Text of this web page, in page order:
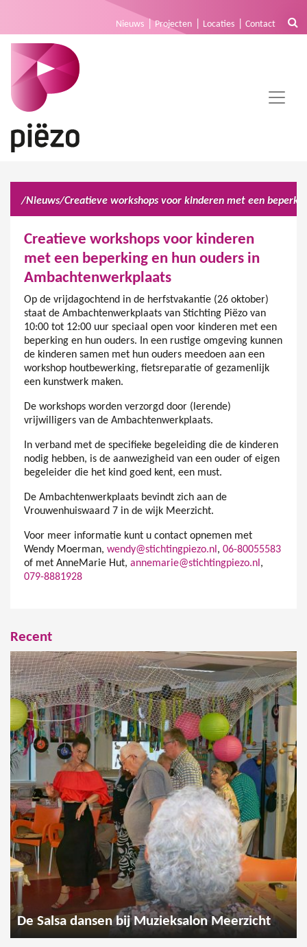
Nieuws Projecten Locaties Contact
/Nieuws/
Creatieve workshops voor kinderen
met een beperking en hun ouders in
Ambachtenwerkplaats
Op de vrijdagochtend in de herfstvakantie (26 oktober)
staat de Ambachtenwerkplaats van Stichting Piëzo van
10:00 tot 12:00 uur speciaal open voor kinderen met een
beperking en hun ouders. In een rustige omgeving kunnen
de kinderen samen met hun ouders meedoen aan een
workshop houtbewerking, fietsreparatie of gezamenlijk
een kunstwerk maken.
De workshops worden verzorgd door (lerende)
vrijwilligers van de Ambachtenwerkplaats.
In verband met de specifieke begeleiding die de kinderen
nodig hebben, is de aanwezigheid van een ouder of eigen
begeleider die het kind goed kent, een must.
De Ambachtenwerkplaats bevindt zich aan de
Vrouwenhuiswaard 7 in de wijk Meerzicht.
Voor meer informatie kunt u contact opnemen met
Wendy Moerman, wendy@stichtingpiezo.nl , 06-80055583
of met AnneMarie Hut, annemarie@stichtingpiezo.nl ,
079-8881928
Recent
De Salsa dansen bij Muzieksalon Meerzicht